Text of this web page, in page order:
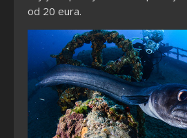
od 20 eura.